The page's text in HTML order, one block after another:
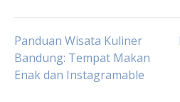
Post
navigation
Panduan Wisata Kuliner
Bandung: Tempat Makan
Enak dan Instagramable